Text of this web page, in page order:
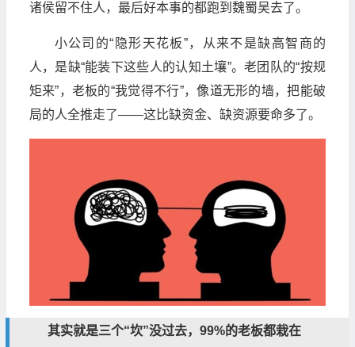
诸侯留不住人，最后好本事的都跑到魏蜀吴去了。
小公司的“隐形天花板”，从来不是缺高智商的
人，是缺“能装下这些人的认知土壤”。老团队的“按规
矩来”，老板的“我觉得不行”，像道无形的墙，把能破
局的人全推走了——这比缺资金、缺资源要命多了。
其实就是三个“坎”没过去，99%的老板都栽在